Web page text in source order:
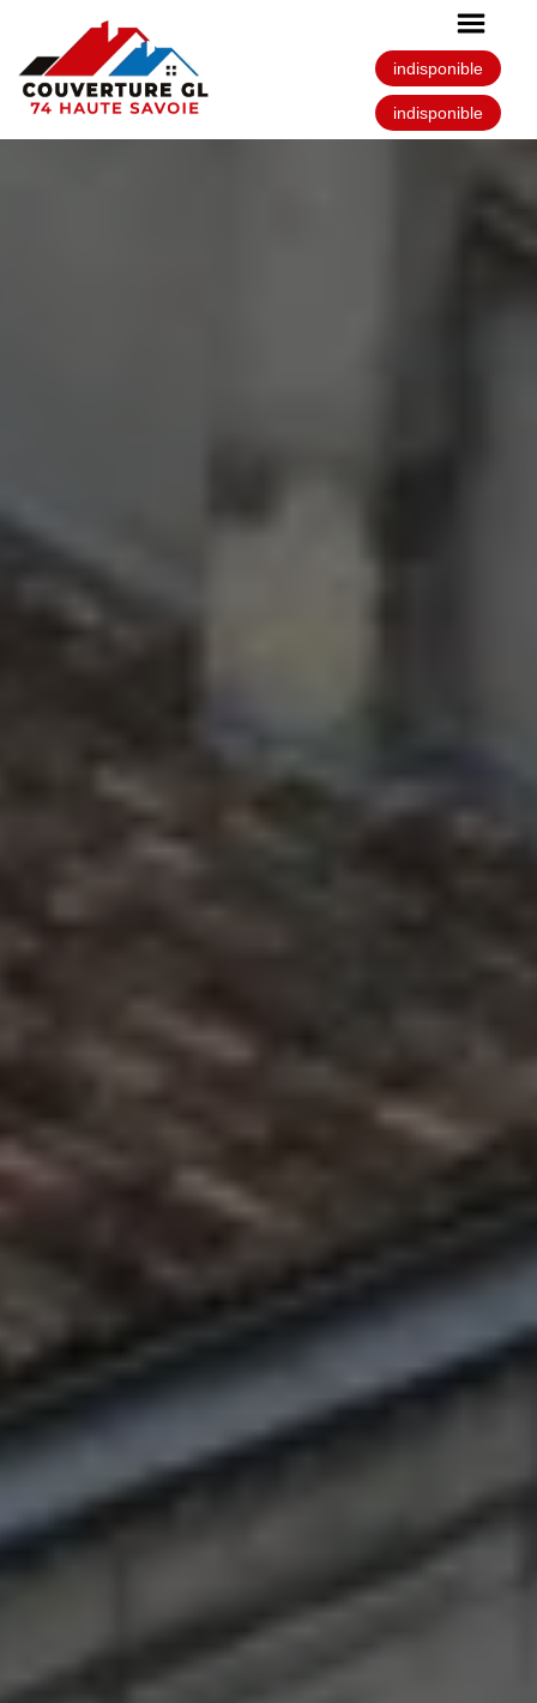
indisponible
indisponible